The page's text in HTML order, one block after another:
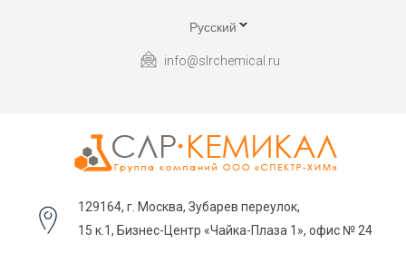
Русский
info@slrchemical.ru
129164, г. Москва, Зубарев переулок,
15 к.1, Бизнес-Центр «Чайка-Плаза 1», офис № 24